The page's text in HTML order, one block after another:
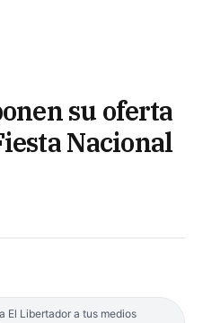
su oferta
Nacional
El Libertador a tus medios